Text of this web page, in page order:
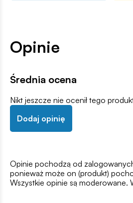
Opinie
Średnia ocena
Nikt jeszcze nie ocenił tego
Dodaj opinię
Opinie pochodzą od
ponieważ może on (produkt)
Wszystkie opinie są